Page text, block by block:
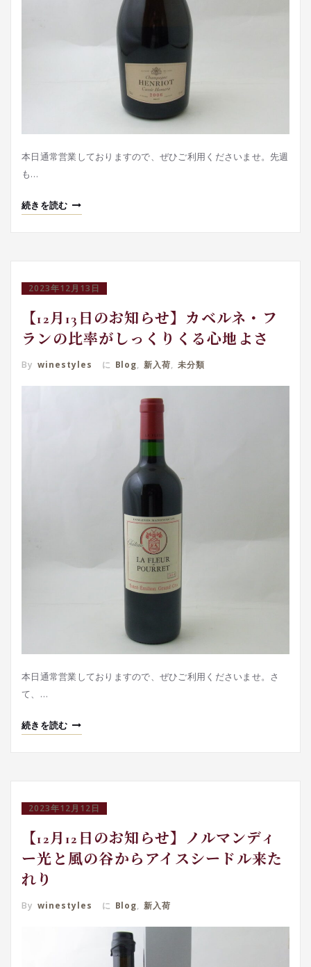
本日通常営業しておりますので、ぜひご利用くださいませ。先週
も…
続きを読む
2023年12月13日
【12月13日のお知らせ】カベルネ・フ
ランの比率がしっくりくる心地よさ
By winestyles に Blog, 新入荷, 未分類
本日通常営業しておりますので、ぜひご利用くださいませ。さ
て、…
続きを読む
2023年12月12日
【12月12日のお知らせ】ノルマンディ
ー光と風の谷からアイスシードル来た
れり
By winestyles に Blog, 新入荷